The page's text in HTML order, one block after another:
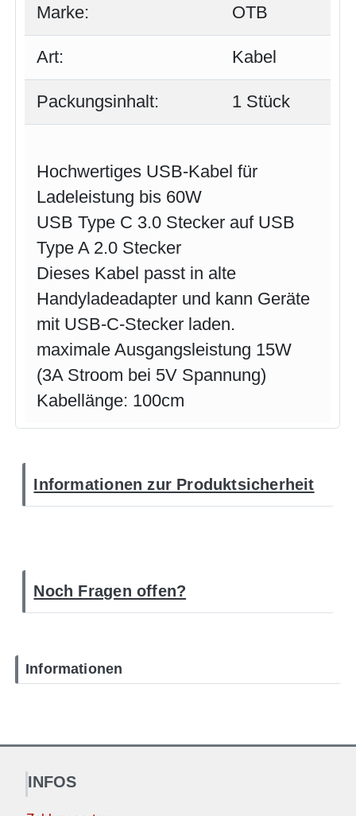
Marke: OTB
Art: Kabel
Packungsinhalt: 1 Stück
Hochwertiges USB-Kabel für
Ladeleistung bis 60W
USB Type C 3.0 Stecker auf USB
Type A 2.0 Stecker
Dieses Kabel passt in alte
Handyladeadapter und kann Geräte
mit USB-C-Stecker laden.
maximale Ausgangsleistung 15W
(3A Stroom bei 5V Spannung)
Kabellänge: 100cm
Informationen zur Produktsicherheit
Noch Fragen offen?
Informationen
INFOS